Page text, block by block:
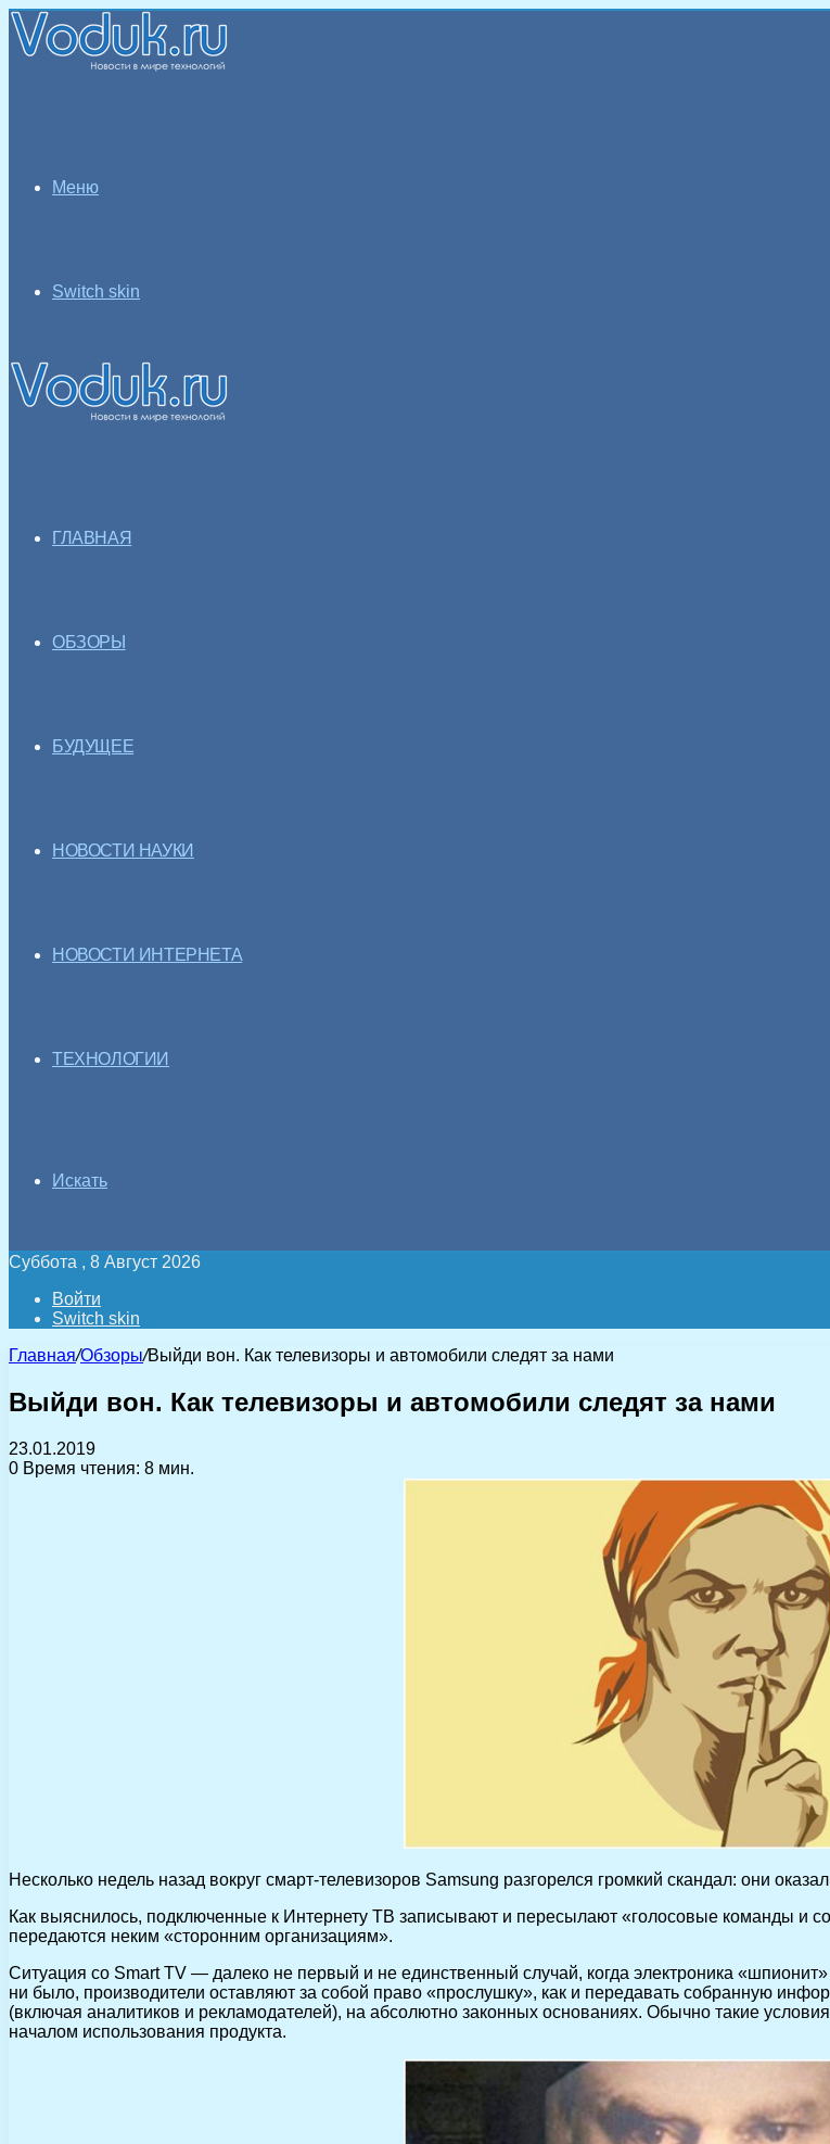
Меню
Switch skin
ГЛАВНАЯ
ОБЗОРЫ
БУДУЩЕЕ
НОВОСТИ НАУКИ
НОВОСТИ ИНТЕРНЕТА
ТЕХНОЛОГИИ
Искать
Суббота , 8 Август 2026
Войти
Switch skin
Главная/Обзоры/Выйди вон. Как телевизоры и автомобили следят за нами
Выйди вон. Как телевизоры и автомобили следят за нами
23.01.2019
0 Время чтения: 8 мин.
Несколько недель назад вокруг смарт-телевизоров Samsung разгорелся громкий скандал: они
Как выяснилось, подключенные к Интернету ТВ записывают и пересылают «голосовые команды и
передаются неким «сторонним организациям».
Ситуация со Smart TV — далеко не первый и не единственный случай, когда электроника
ни было, производители оставляют за собой право «прослушку», как и передавать собранную
(включая аналитиков и рекламодателей), на абсолютно законных основаниях. Обычно такие
началом использования продукта.